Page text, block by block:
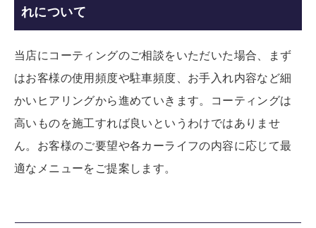
れについて
当店にコーティングのご相談をいただいた場合、まず
はお客様の使用頻度や駐車頻度、お手入れ内容など細
かいヒアリングから進めていきます。コーティングは
高いものを施工すれば良いというわけではありませ
ん。お客様のご要望や各カーライフの内容に応じて最
適なメニューをご提案します。